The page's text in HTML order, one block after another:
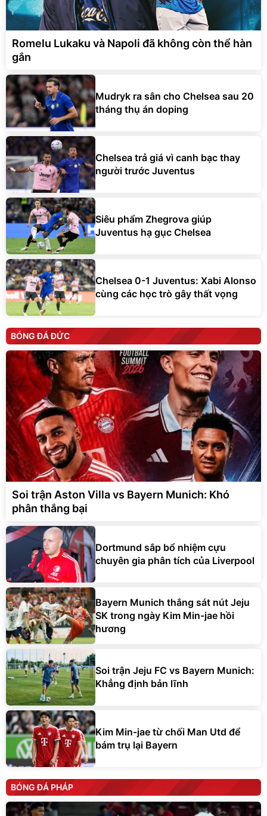
Romelu Lukaku và Napoli đã không còn thể hàn
gắn
Mudryk ra sân cho Chelsea sau 20
tháng thụ án doping
Chelsea trả giá vì canh bạc thay
người trước Juventus
Siêu phẩm Zhegrova giúp
Juventus hạ gục Chelsea
Chelsea 0-1 Juventus: Xabi Alonso
cùng các học trò gây thất vọng
BÓNG ĐÁ ĐỨC
Soi trận Aston Villa vs Bayern Munich: Khó
phân thắng bại
Dortmund sắp bổ nhiệm cựu
chuyên gia phân tích của Liverpool
Bayern Munich thắng sát nút Jeju
SK trong ngày Kim Min-jae hồi
hương
Soi trận Jeju FC vs Bayern Munich:
Khẳng định bản lĩnh
Kim Min-jae từ chối Man Utd để
bám trụ lại Bayern
BÓNG ĐÁ PHÁP